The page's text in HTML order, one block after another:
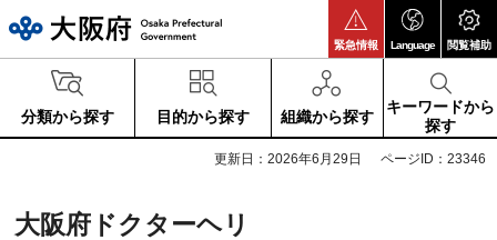
緊急情報 Language 閲覧補助
分類から探す 目的から探す 組織から探す
キーワードから
探す
更新日：2026年6月29日 ページID：23346
大阪府ドクターヘリ